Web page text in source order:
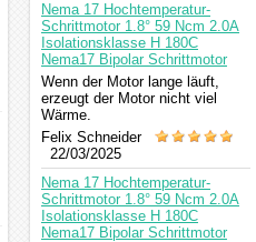
Nema 17 Hochtemperatur-
Schrittmotor 1.8° 59 Ncm 2.0A
Isolationsklasse H 180C
Nema17 Bipolar Schrittmotor
Wenn der Motor lange läuft,
erzeugt der Motor nicht viel
Wärme.
Felix Schneider
22/03/2025
Nema 17 Hochtemperatur-
Schrittmotor 1.8° 59 Ncm 2.0A
Isolationsklasse H 180C
Nema17 Bipolar Schrittmotor